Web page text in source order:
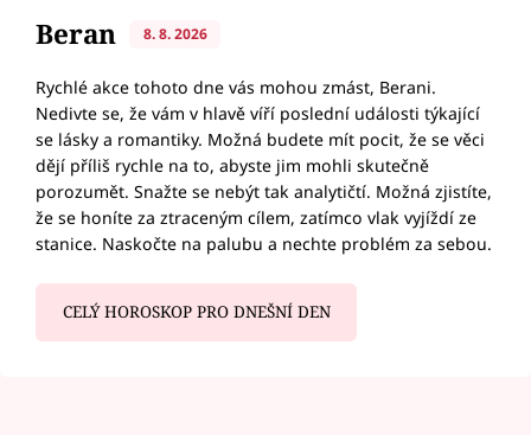
Beran 8. 8. 2026
Rychlé akce tohoto dne vás mohou zmást, Berani.
Nedivte se, že vám v hlavě víří poslední události týkající
se lásky a romantiky. Možná budete mít pocit, že se věci
dějí příliš rychle na to, abyste jim mohli skutečně
porozumět. Snažte se nebýt tak analytičtí. Možná zjistíte,
že se honíte za ztraceným cílem, zatímco vlak vyjíždí ze
stanice. Naskočte na palubu a nechte problém za sebou.
CELÝ HOROSKOP PRO DNEŠNÍ DEN